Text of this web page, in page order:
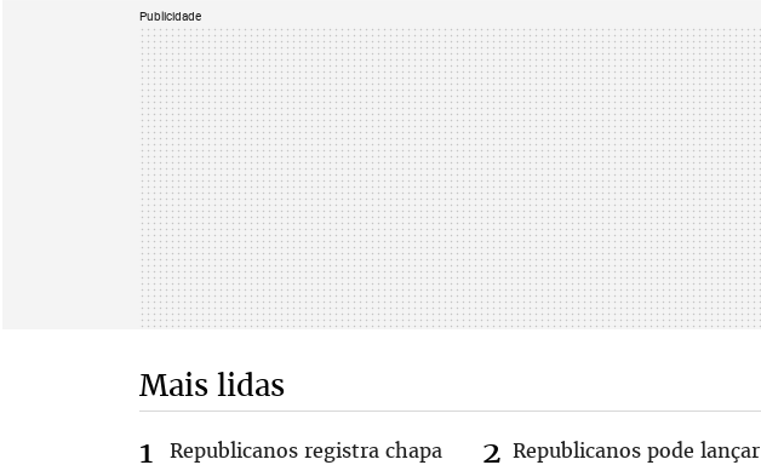
Publicidade
Mais lidas
Republicanos registra chapa
Republicanos pode lançar